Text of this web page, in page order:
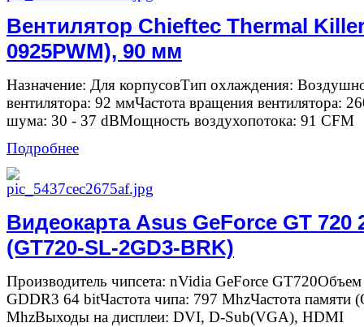
Вентилятор Chieftec Thermal
0925PWM), 90 мм
Назначение: Для корпусовТип охлаждения:
вентилятора: 92 ммЧастота вращения вентилятора:
шума: 30 - 37 dBМощность воздухопотока: 91 CFM
Подробнее
Видеокарта Asus GeForce GT 720
(GT720-SL-2GD3-BRK)
Производитель чипсета: nVidia GeForce
GDDR3 64 bitЧастота чипа: 797 MhzЧастота памяти
MhzВыходы на дисплеи: DVI, D-Sub(VGA), HDMI